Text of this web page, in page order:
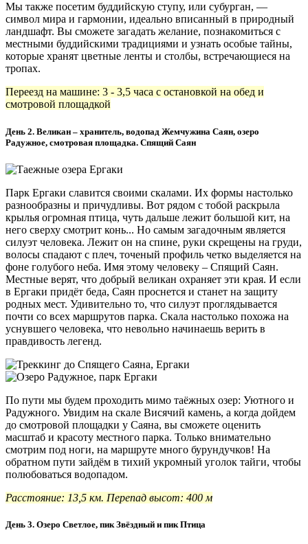
Мы также посетим буддийскую ступу, или субурган, —
символ мира и гармонии, идеально вписанный в природный
ландшафт. Вы сможете загадать желание, познакомиться с
местными буддийскими традициями и узнать особые тайны,
которые хранят цветные ленты и столбы, встречающиеся на
тропах.
Переезд на машине: 3 - 3,5 часа с остановкой на обед и
смотровой площадкой
День 2. Великан – хранитель, водопад Жемчужина Саян, озеро
Радужное, смотровая площадка. Спящий Саян
Парк Ергаки славится своими скалами. Их формы настолько
разнообразны и причудливы. Вот рядом с тобой раскрыла
крылья огромная птица, чуть дальше лежит большой кит, на
него сверху смотрит конь... Но самым загадочным является
силуэт человека. Лежит он на спине, руки скрещены на груди,
волосы спадают с плеч, точеный профиль четко выделяется на
фоне голубого неба. Имя этому человеку – Спящий Саян.
Местные верят, что добрый великан охраняет эти края. И если
в Ергаки придёт беда, Саян проснется и станет на защиту
родных мест. Удивительно то, что силуэт проглядывается
почти со всех маршрутов парка. Скала настолько похожа на
уснувшего человека, что невольно начинаешь верить в
правдивость легенд.
По пути мы будем проходить мимо таёжных озер: Уютного и
Радужного. Увидим на скале Висячий камень, а когда дойдем
до смотровой площадки у Саяна, вы сможете оценить
масштаб и красоту местного парка. Только внимательно
смотрим под ноги, на маршруте много бурундучков! На
обратном пути зайдём в тихий укромный уголок тайги, чтобы
полюбоваться водопадом.
Расстояние: 13,5 км. Перепад высот: 400 м
День 3. Озеро Светлое, пик Звёздный и пик Птица